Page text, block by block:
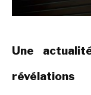
Une
révélations